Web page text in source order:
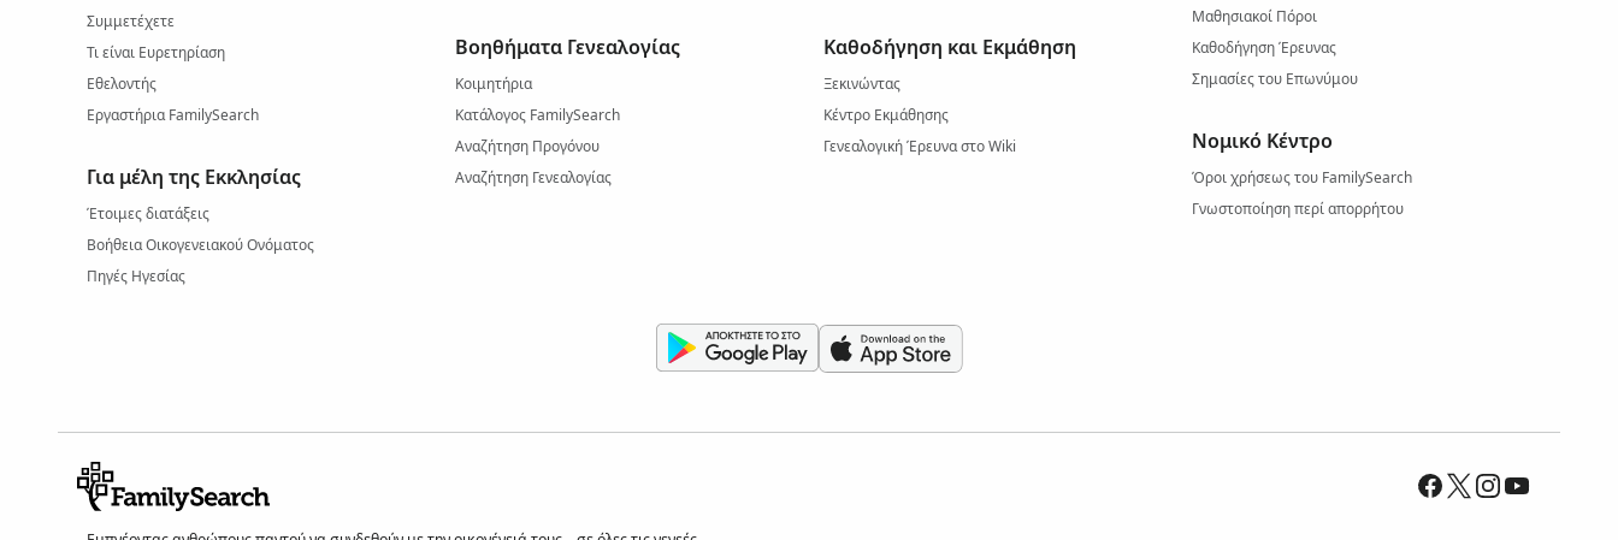
Συμμετέχετε
Τι είναι Ευρετηρίαση
Εθελοντής
Εργαστήρια FamilySearch
Για μέλη της Εκκλησίας
Έτοιμες διατάξεις
Βοήθεια Οικογενειακού Ονόματος
Πηγές Ηγεσίας
Βοηθήματα Γενεαλογίας
Κοιμητήρια
Κατάλογος FamilySearch
Αναζήτηση Προγόνου
Αναζήτηση Γενεαλογίας
Καθοδήγηση και Εκμάθηση
Ξεκινώντας
Κέντρο Εκμάθησης
Γενεαλογική Έρευνα στο Wiki
Μαθησιακοί Πόροι
Καθοδήγηση Έρευνας
Σημασίες του Επωνύμου
Νομικό Κέντρο
Όροι χρήσεως του FamilySearch
Γνωστοποίηση περί απορρήτου